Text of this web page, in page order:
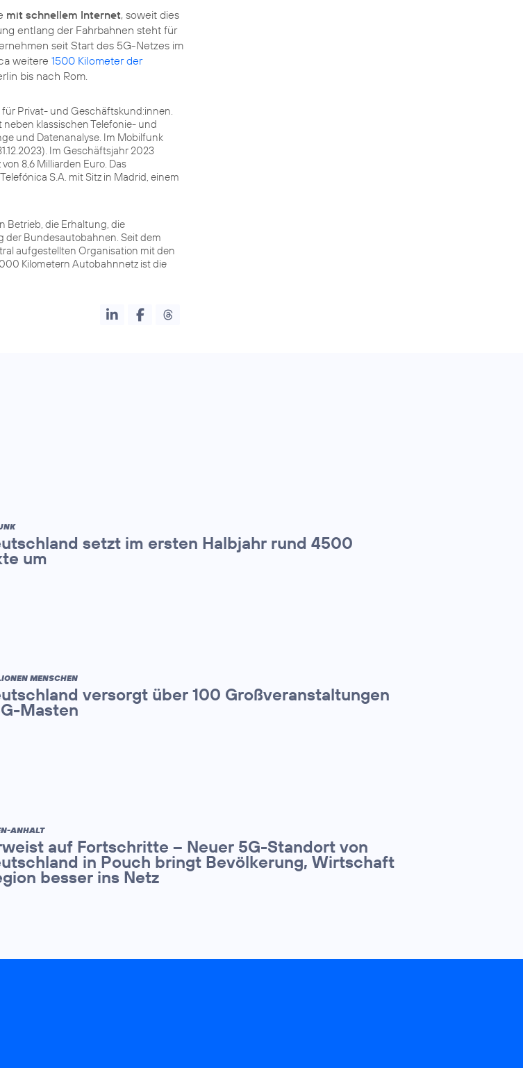
mit schnellem Internet, soweit dies
entlang der Fahrbahnen steht für
seit Start des 5G-Netzes im
weitere 1500 Kilometer der
bis nach Rom.
Privat- und Geschäftskund:innen.
klassischen Telefonie- und
und Datenanalyse. Im Mobilfunk
Im Geschäftsjahr 2023
8,6 Milliarden Euro. Das
S.A. mit Sitz in Madrid, einem
Betrieb, die Erhaltung, die
der Bundesautobahnen. Seit dem
aufgestellten Organisation mit den
Kilometern Autobahnnetz ist die
setzt im ersten Halbjahr rund 4500
um
MENSCHEN
versorgt über 100 Großveranstaltungen
Masten
ANHALT
auf Fortschritte – Neuer 5G-Standort von
in Pouch bringt Bevölkerung, Wirtschaft
besser ins Netz